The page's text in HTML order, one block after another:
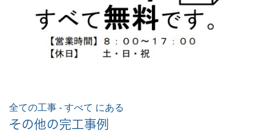
全ての工事 - すべて にある
その他の完工事例